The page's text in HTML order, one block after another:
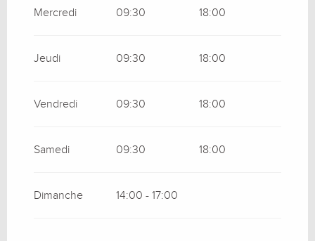
Du1 octobre 2026au 31 décembre 2026
Mercredi 09:30 18:00
Jeudi 09:30 18:00
Vendredi 09:30 18:00
Samedi 09:30 18:00
Dimanche 14:00 - 17:00